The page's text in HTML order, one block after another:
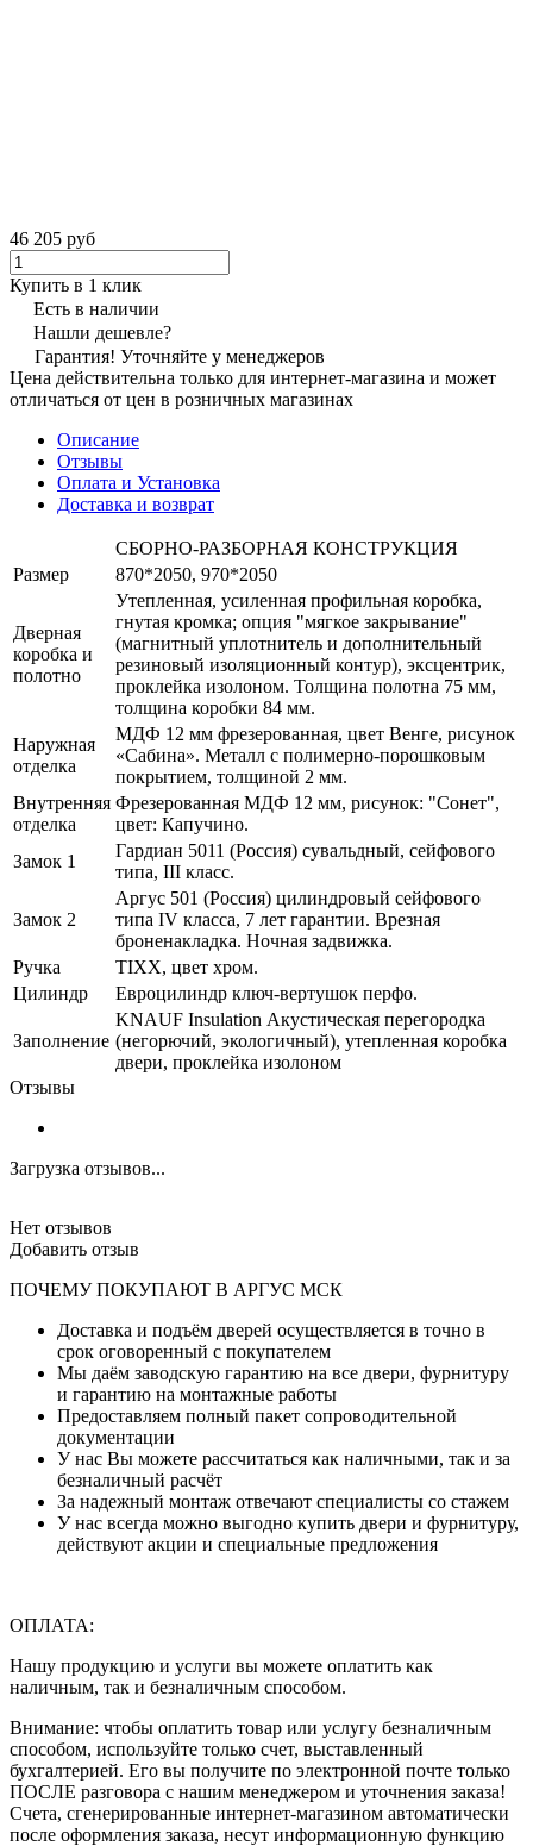
46 205 руб
Купить в 1 клик
Есть в наличии
Нашли дешевле?
Гарантия! Уточняйте у менеджеров
Цена действительна только для интернет-магазина и может
отличаться от цен в розничных магазинах
Описание
Отзывы
Оплата и Установка
Доставка и возврат
СБОРНО-РАЗБОРНАЯ КОНСТРУКЦИЯ
Размер
870*2050, 970*2050
Дверная
коробка и
полотно
Утепленная, усиленная профильная коробка,
гнутая кромка; опция "мягкое закрывание"
(магнитный уплотнитель и дополнительный
резиновый изоляционный контур), эксцентрик,
проклейка изолоном. Толщина полотна 75 мм,
толщина коробки 84 мм.
Наружная
отделка
МДФ 12 мм фрезерованная, цвет Венге, рисунок
«Сабина». Металл с полимерно-порошковым
покрытием, толщиной 2 мм.
Внутренняя
отделка
Фрезерованная МДФ 12 мм, рисунок: "Сонет",
цвет: Капучино.
Замок 1
Гардиан 5011 (Россия) сувальдный, сейфового
типа, III класс.
Замок 2
Аргус 501 (Россия) цилиндровый сейфового
типа IV класса, 7 лет гарантии. Врезная
броненакладка. Ночная задвижка.
Ручка
TIXX, цвет хром.
Цилиндр
Евроцилиндр ключ-вертушок перфо.
Заполнение
KNAUF Insulation Акустическая перегородка
(негорючий, экологичный), утепленная коробка
двери, проклейка изолоном
Отзывы
Загрузка отзывов...
Нет отзывов
Добавить отзыв
ПОЧЕМУ ПОКУПАЮТ В АРГУС МСК
Доставка и подъём дверей осуществляется в точно в
срок оговоренный с покупателем
Мы даём заводскую гарантию на все двери, фурнитуру
и гарантию на монтажные работы
Предоставляем полный пакет сопроводительной
документации
У нас Вы можете рассчитаться как наличными, так и за
безналичный расчёт
За надежный монтаж отвечают специалисты со стажем
У нас всегда можно выгодно купить двери и фурнитуру,
действуют акции и специальные предложения
ОПЛАТА:
Нашу продукцию и услуги вы можете оплатить как
наличным, так и безналичным способом.
Внимание: чтобы оплатить товар или услугу безналичным
способом, используйте только счет, выставленный
бухгалтерией. Его вы получите по электронной почте только
ПОСЛЕ разговора с нашим менеджером и уточнения заказа!
Счета, сгенерированные интернет-магазином автоматически
после оформления заказа, несут информационную функцию